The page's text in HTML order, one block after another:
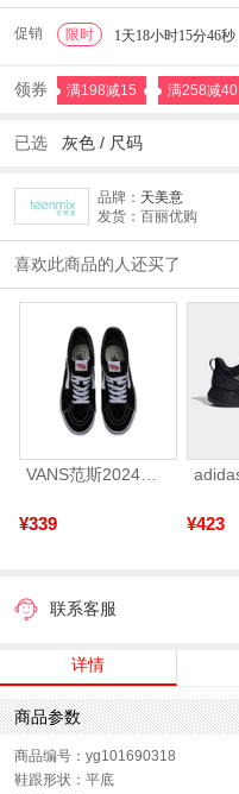
促销 限时 1天18小时15分44秒
领券 满198减15 满258减40
已选 灰色 / 尺码
品牌： 天美意
发货：百丽优购
喜欢此商品的人还买了
VANS范斯2024中性SK8-HiCL帆布鞋/硫化鞋VN000D5IB8C
¥339 ¥423
联系客服
详情
商品参数
商品编号：yg101690318
鞋跟形状：平底